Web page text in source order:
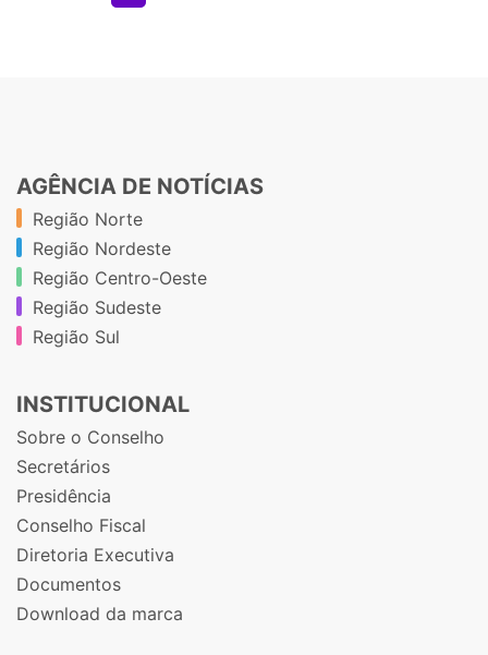
AGÊNCIA DE NOTÍCIAS
Região Norte
Região Nordeste
Região Centro-Oeste
Região Sudeste
Região Sul
INSTITUCIONAL
Sobre o Conselho
Secretários
Presidência
Conselho Fiscal
Diretoria Executiva
Documentos
Download da marca